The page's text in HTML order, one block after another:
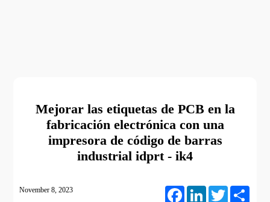
Mejorar las etiquetas de PCB en la
fabricación electrónica con una
impresora de código de barras
industrial idprt - ik4
November 8, 2023 FacebookLinkedIn Twitter